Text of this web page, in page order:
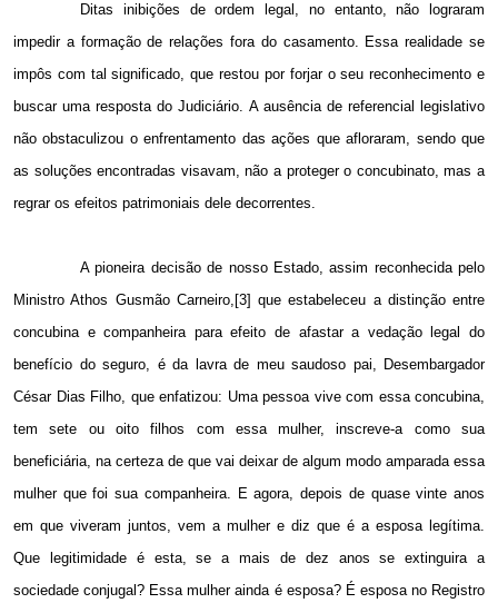
Ditas inibições de ordem legal, no entanto, não lograram
impedir a formação de relações fora do casamento. Essa realidade se
impôs com tal significado, que restou por forjar o seu reconhecimento e
buscar uma resposta do Judiciário. A ausência de referencial legislativo
não obstaculizou o enfrentamento das ações que afloraram, sendo que
as soluções encontradas visavam, não a proteger o concubinato, mas a
regrar os efeitos patrimoniais dele decorrentes.
A pioneira decisão de nosso Estado, assim reconhecida pelo
Ministro Athos Gusmão Carneiro,[3] que estabeleceu a distinção entre
concubina e companheira para efeito de afastar a vedação legal do
benefício do seguro, é da lavra de meu saudoso pai, Desembargador
César Dias Filho, que enfatizou: Uma pessoa vive com essa concubina,
tem sete ou oito filhos com essa mulher, inscreve-a como sua
beneficiária, na certeza de que vai deixar de algum modo amparada essa
mulher que foi sua companheira. E agora, depois de quase vinte anos
em que viveram juntos, vem a mulher e diz que é a esposa legítima.
Que legitimidade é esta, se a mais de dez anos se extinguira a
sociedade conjugal? Essa mulher ainda é esposa? É esposa no Registro